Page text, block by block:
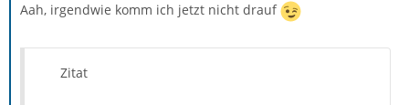
Aah, irgendwie komm ich jetzt nicht drauf
Zitat